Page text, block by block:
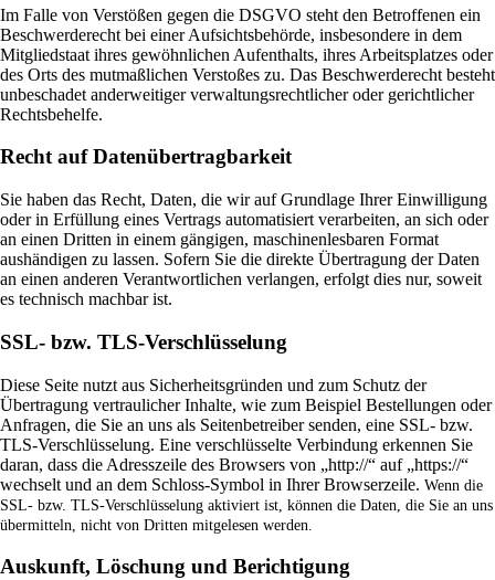
Im Falle von Verstößen gegen die DSGVO steht den Betroffenen ein
Beschwerderecht bei einer Aufsichtsbehörde, insbesondere in dem
Mitgliedstaat ihres gewöhnlichen Aufenthalts, ihres Arbeitsplatzes oder
des Orts des mutmaßlichen Verstoßes zu. Das Beschwerderecht besteht
unbeschadet anderweitiger verwaltungsrechtlicher oder gerichtlicher
Rechtsbehelfe.
Recht auf Datenübertragbarkeit
Sie haben das Recht, Daten, die wir auf Grundlage Ihrer Einwilligung
oder in Erfüllung eines Vertrags automatisiert verarbeiten, an sich oder
an einen Dritten in einem gängigen, maschinenlesbaren Format
aushändigen zu lassen. Sofern Sie die direkte Übertragung der Daten
an einen anderen Verantwortlichen verlangen, erfolgt dies nur, soweit
es technisch machbar ist.
SSL- bzw. TLS-Verschlüsselung
Diese Seite nutzt aus Sicherheitsgründen und zum Schutz der
Übertragung vertraulicher Inhalte, wie zum Beispiel Bestellungen oder
Anfragen, die Sie an uns als Seitenbetreiber senden, eine SSL- bzw.
TLS-Verschlüsselung. Eine verschlüsselte Verbindung erkennen Sie
daran, dass die Adresszeile des Browsers von „http://“ auf „https://“
wechselt und an dem Schloss-Symbol in Ihrer Browserzeile. Wenn die
SSL- bzw. TLS-Verschlüsselung aktiviert ist, können die Daten, die Sie an uns
übermitteln, nicht von Dritten mitgelesen werden.
Auskunft, Löschung und Berichtigung